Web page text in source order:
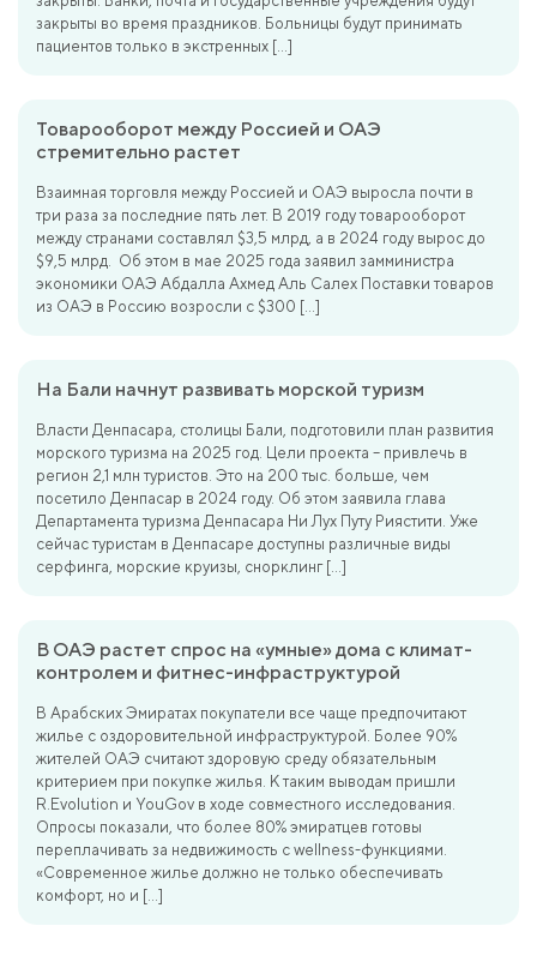
закрыты во время праздников. Больницы будут принимать
пациентов только в экстренных […]
Товарооборот между Россией и ОАЭ
стремительно растет
Взаимная торговля между Россией и ОАЭ выросла почти в
три раза за последние пять лет. В 2019 году товарооборот
между странами составлял $3,5 млрд, а в 2024 году вырос до
$9,5 млрд. Об этом в мае 2025 года заявил замминистра
экономики ОАЭ Абдалла Ахмед Аль Салех Поставки товаров
из ОАЭ в Россию возросли с $300 […]
На Бали начнут развивать морской туризм
Власти Денпасара, столицы Бали, подготовили план развития
морского туризма на 2025 год. Цели проекта – привлечь в
регион 2,1 млн туристов. Это на 200 тыс. больше, чем
посетило Денпасар в 2024 году. Об этом заявила глава
Департамента туризма Денпасара Ни Лух Путу Риястити. Уже
сейчас туристам в Денпасаре доступны различные виды
серфинга, морские круизы, снорклинг […]
В ОАЭ растет спрос на «умные» дома с климат-
контролем и фитнес-инфраструктурой
В Арабских Эмиратах покупатели все чаще предпочитают
жилье с оздоровительной инфраструктурой. Более 90%
жителей ОАЭ считают здоровую среду обязательным
критерием при покупке жилья. К таким выводам пришли
R.Evolution и YouGov в ходе совместного исследования.
Опросы показали, что более 80% эмиратцев готовы
переплачивать за недвижимость с wellness-функциями.
«Современное жилье должно не только обеспечивать
комфорт, но и […]